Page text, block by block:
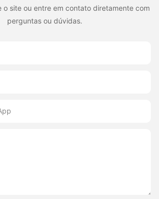
o site ou entre em contato diretamente com
perguntas ou dúvidas.